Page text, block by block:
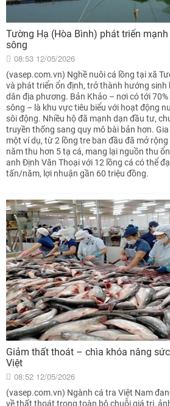
Tường Hạ (Hòa Bình) phát triển
sông
08:53 12/05/2026
(vasep.com.vn) Nghề nuôi cá lồng tại xã
và phát triển ổn định, trở thành hướng
dân địa phương. Bản Khảo – nơi có tới
sông – là khu vực tiêu biểu với hoạt động
sôi động. Nhiều hộ đã mạnh dạn đầu tư,
truyền thống sang quy mô bài bản hơn.
một ví dụ, từ 2 lồng tre ban đầu đã mở
năm thu hơn 5 tạ cá, mang lại nguồn thu
anh Định Văn Thoại với 12 lồng cá có thể
tấn/năm, lợi nhuận gần 60 triệu đồng.
Giảm thất thoát – chìa khóa nâng
Việt
08:52 12/05/2026
(vasep.com.vn) Ngành cá tra Việt Nam
về thất thoát trong toàn bộ chuỗi giá trị,